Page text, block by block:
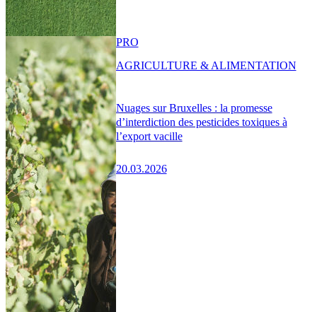
Nuages sur Bruxelles : la promesse
d’interdiction des pesticides toxiques à
l’export vacille
20.03.2026
PRO
AGRICULTURE & ALIMENTATION